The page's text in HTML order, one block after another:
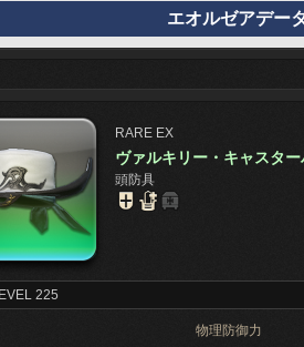
エオルゼアデー
RARE EX
ヴァルキリー・キャスター
頭防具
225
物理防御力